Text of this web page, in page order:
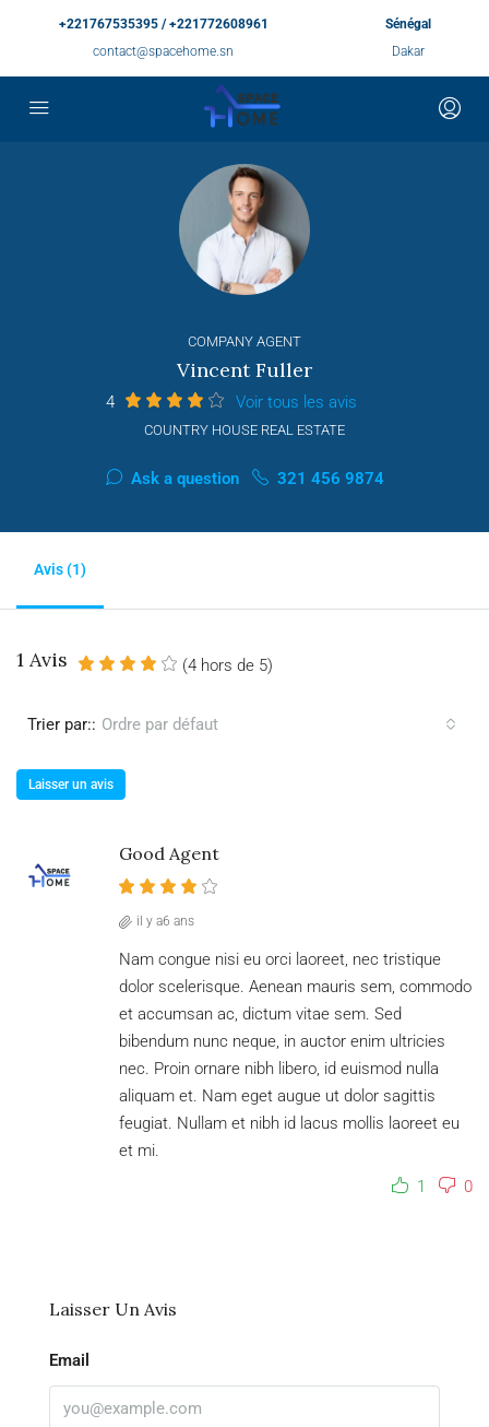
+221767535395 / +221772608961
contact@spacehome.sn
Sénégal
Dakar
COMPANY AGENT
Vincent Fuller
4 Voir tous les avis
COUNTRY HOUSE REAL ESTATE
Ask a question 321 456 9874
Avis (1)
1 Avis (4 hors de 5)
Trier par:: Ordre par défaut
Laisser un avis
Good Agent
il y a6 ans
Nam congue nisi eu orci laoreet, nec tristique
dolor scelerisque. Aenean mauris sem, commodo
et accumsan ac, dictum vitae sem. Sed
bibendum nunc neque, in auctor enim ultricies
nec. Proin ornare nibh libero, id euismod nulla
aliquam et. Nam eget augue ut dolor sagittis
feugiat. Nullam et nibh id lacus mollis laoreet eu
et mi.
1
0
Laisser Un Avis
Email